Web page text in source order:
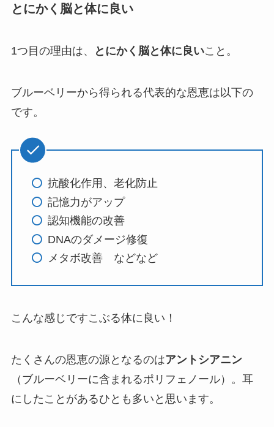
とにかく脳と体に良い
1つ目の理由は、 とにかく脳と体に良いこと。
ブルーベリーから得られる代表的な恩恵は以下の
です。
抗酸化作用、老化防止
記憶力がアップ
認知機能の改善
DNAのダメージ修復
メタボ改善 などなど
こんな感じですこぶる体に良い！
たくさんの恩恵の源となるのはアントシアニン
（ブルーベリーに含まれるポリフェノール）。耳
にしたことがあるひとも多いと思います。